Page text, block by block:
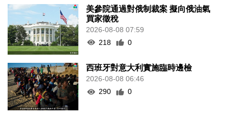
美參院通過對俄制裁案 擬向俄油氣
買家徵稅
2026-08-08 07:59
218
0
西班牙對意大利實施臨時邊檢
2026-08-08 06:46
290
0